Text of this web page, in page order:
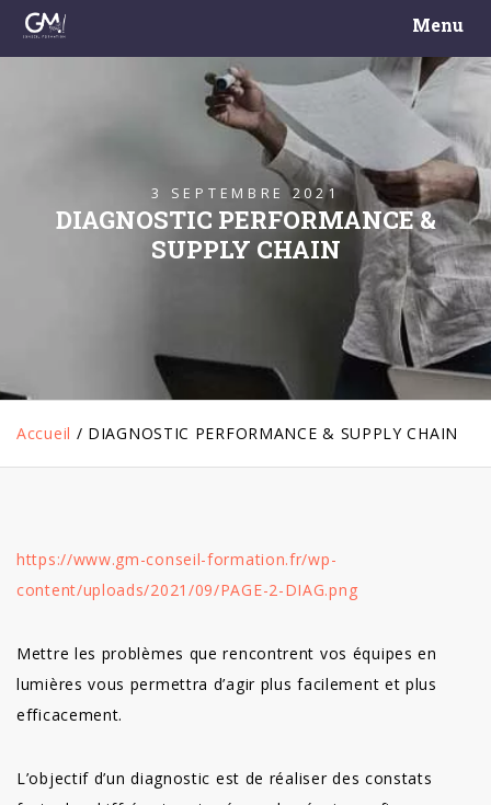
Menu
3 SEPTEMBRE 2021
DIAGNOSTIC PERFORMANCE &
SUPPLY CHAIN
Accueil / DIAGNOSTIC PERFORMANCE & SUPPLY CHAIN
https://www.gm-conseil-formation.fr/wp-
content/uploads/2021/09/PAGE-2-DIAG.png
Mettre les problèmes que rencontrent vos équipes en
lumières vous permettra d’agir plus facilement et plus
efficacement.
L’objectif d’un diagnostic est de réaliser des constats